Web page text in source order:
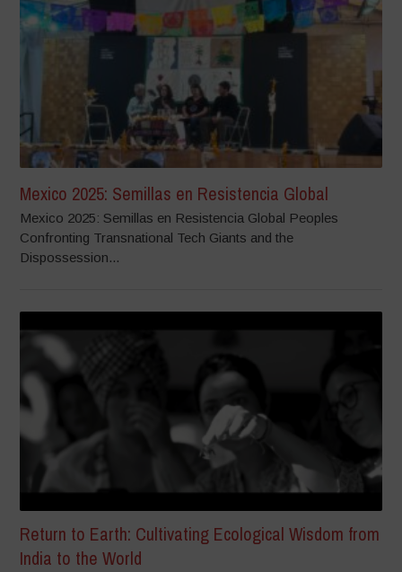
Mexico 2025: Semillas en Resistencia Global
Mexico 2025: Semillas en Resistencia Global Peoples
Confronting Transnational Tech Giants and the
Dispossession...
Return to Earth: Cultivating Ecological Wisdom from
India to the World